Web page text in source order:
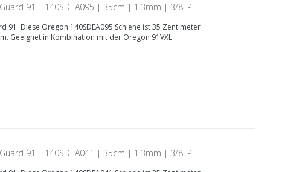
91 | 140SDEA095 | 35cm | 1.3mm | 3/8LP
91. Diese Oregon 140SDEA095 Schiene ist 35 Zentimeter
Geeignet in Kombination mit der Oregon 91VXL
91 | 140SDEA041 | 35cm | 1.3mm | 3/8LP